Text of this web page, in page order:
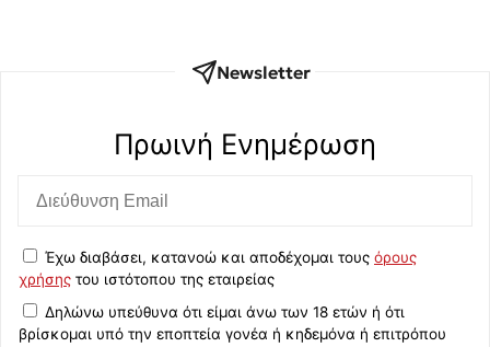
Newsletter
Πρωινή Eνημέρωση
Έχω διαβάσει, κατανοώ και αποδέχομαι τους όρους
χρήσης του ιστότοπου της εταιρείας
Δηλώνω υπεύθυνα ότι είμαι άνω των 18 ετών ή ότι
βρίσκομαι υπό την εποπτεία γονέα ή κηδεμόνα ή επιτρόπου